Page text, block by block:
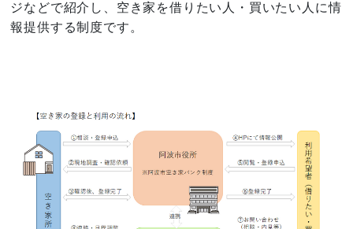
ジなどで紹介し、空き家を借りたい人・買いたい人に情
報提供する制度です。